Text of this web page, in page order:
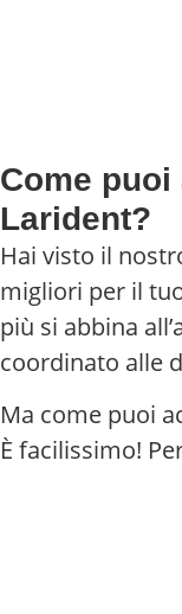
Come
Larident?
Hai visto il
migliori per il
più si abbina
coordinato alle
Ma come puoi
È facilissimo!